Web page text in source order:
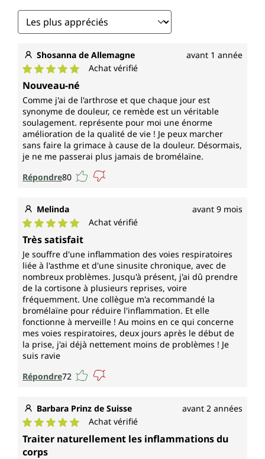
Shosanna de Allemagne avant 1 année
Note moyenne de 5 sur 5 étoiles
Achat vérifié
Nouveau-né
Comme j'ai de l'arthrose et que chaque jour est
synonyme de douleur, ce remède est un véritable
soulagement. représente pour moi une énorme
amélioration de la qualité de vie ! Je peux marcher
sans faire la grimace à cause de la douleur. Désormais,
je ne me passerai plus jamais de bromélaïne.
Répondre80
Melinda avant 9 mois
Note moyenne de 5 sur 5 étoiles
Achat vérifié
Très satisfait
Je souffre d'une inflammation des voies respiratoires
liée à l'asthme et d'une sinusite chronique, avec de
nombreux problèmes. Jusqu'à présent, j'ai dû prendre
de la cortisone à plusieurs reprises, voire
fréquemment. Une collègue m'a recommandé la
bromélaïne pour réduire l'inflammation. Et elle
fonctionne à merveille ! Au moins en ce qui concerne
mes voies respiratoires, deux jours après le début de
la prise, j'ai déjà nettement moins de problèmes ! Je
suis ravie
Répondre72
Barbara Prinz de Suisse avant 2 années
Note moyenne de 5 sur 5 étoiles
Achat vérifié
Traiter naturellement les inflammations du
corps